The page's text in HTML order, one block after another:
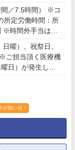
間／7.5時間） ※コ
所定労働時間：所
※時間外手当は、
業務手当の対象
となります。
曜）、祝祭日、
ご担当頂く医療機
日）が発生しま
・有給休暇：入
レッシュを目的と
休暇 ・慶弔休暇
暇 他）
が狙い目！